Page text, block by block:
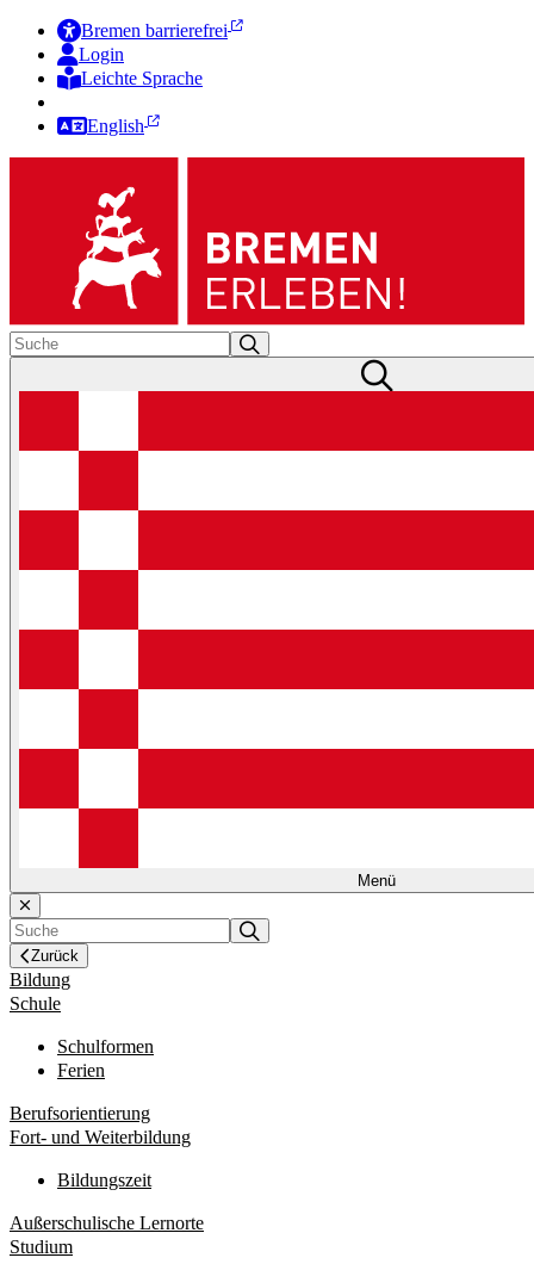
Bremen barrierefrei
Login
Leichte Sprache
English
Menü
Zurück
Bildung
Schule
Schulformen
Ferien
Berufsorientierung
Fort- und Weiterbildung
Bildungszeit
Außerschulische Lernorte
Studium